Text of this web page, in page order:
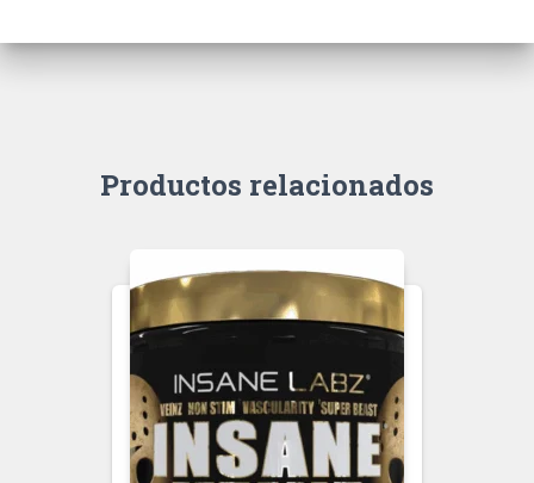
Productos relacionados